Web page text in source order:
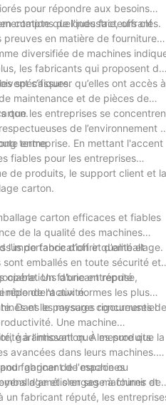
pour répondre aux besoins
de l’industrie, offrant
compte quelques facteurs clés.
preuves en matière de fourniture
diversifiée de machines
les fabricants qui proposent des
spécifiques.
s’assurer qu’elles ont accès à
maintenance et de pièces de
que les entreprises se
de l’environnement
terme.
entreprise. En mettant l'accent
fiables pour les entreprises
de produits, le support client et la
carton.
carton efficaces et fiables
de la qualité des machines
l’importance d’offrir qualité et
de fabrication et d’emballage.
emballés en toute sécurité et
opérations d'une entreprise,
de l'activité.
Un fabricant réputé
répondent aux normes les plus
et les mesures rigoureuses de
Dans le paysage concurrentiel
Une machine
garantissant que les produits
à l’innovation. À mesure que la
avancées dans leurs machines.
gagner de l'espace ou
d'améliorer ses machines et
fabricant de machines
et s'engage à fournir des
un fabricant réputé, les